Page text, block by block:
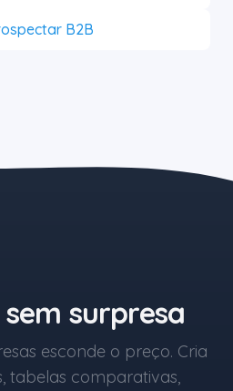
B2B
surpresa
esconde o preço. Cria
tabelas comparativas,